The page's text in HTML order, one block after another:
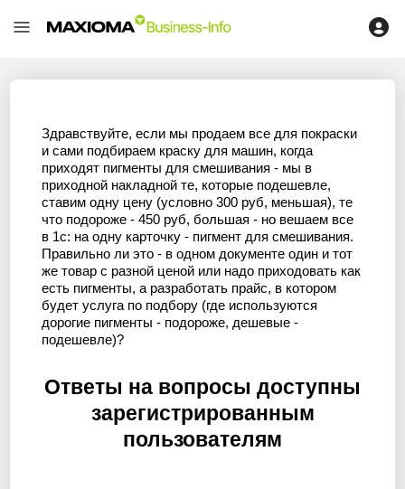
Здравствуйте, если мы продаем все для покраски
и сами подбираем краску для машин, когда
приходят пигменты для смешивания - мы в
приходной накладной те, которые подешевле,
ставим одну цену (условно 300 руб, меньшая), те
что подороже - 450 руб, большая - но вешаем все
в 1с: на одну карточку - пигмент для смешивания.
Правильно ли это - в одном документе один и тот
же товар с разной ценой или надо приходовать как
есть пигменты, а разработать прайс, в котором
будет услуга по подбору (где используются
дорогие пигменты - подороже, дешевые -
подешевле)?
Ответы на вопросы доступны
зарегистрированным
пользователям